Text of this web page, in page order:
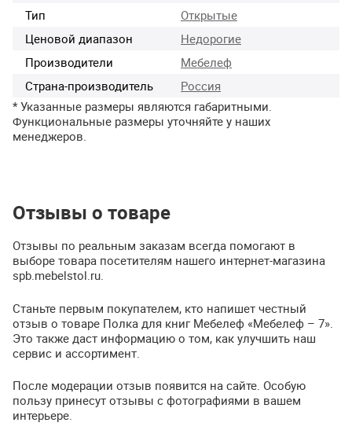
Тип
Открытые
Ценовой диапазон
Недорогие
Производители
Мебелеф
Страна-производитель
Россия
* Указанные размеры являются габаритными.
Функциональные размеры уточняйте у наших
менеджеров.
Отзывы о товаре
Отзывы по реальным заказам всегда помогают в
выборе товара посетителям нашего интернет-магазина
spb.mebelstol.ru.
Станьте первым покупателем, кто напишет честный
отзыв о товаре Полка для книг Мебелеф «Мебелеф – 7».
Это также даст информацию о том, как улучшить наш
сервис и ассортимент.
После модерации отзыв появится на сайте. Особую
пользу принесут отзывы с фотографиями в вашем
интерьере.